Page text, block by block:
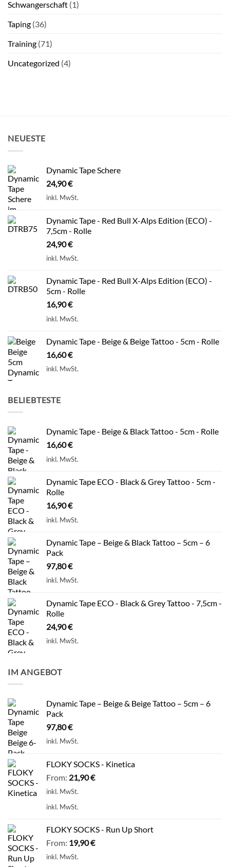
Schwangerschaft (1)
Taping (36)
Training (71)
Uncategorized (4)
NEUESTE
Dynamic Tape Schere
24,90€
inkl. MwSt.
Dynamic Tape - Red Bull X-Alps Edition (ECO) -
7,5cm - Rolle
24,90€
inkl. MwSt.
Dynamic Tape - Red Bull X-Alps Edition (ECO) -
5cm - Rolle
16,90€
inkl. MwSt.
Dynamic Tape - Beige & Beige Tattoo - 5cm - Rolle
16,60€
inkl. MwSt.
BELIEBTESTE
Dynamic Tape - Beige & Black Tattoo - 5cm - Rolle
16,60€
inkl. MwSt.
Dynamic Tape ECO - Black & Grey Tattoo - 5cm -
Rolle
16,90€
inkl. MwSt.
Dynamic Tape – Beige & Black Tattoo – 5cm – 6
Pack
97,80€
inkl. MwSt.
Dynamic Tape ECO - Black & Grey Tattoo - 7,5cm -
Rolle
24,90€
inkl. MwSt.
IM ANGEBOT
Dynamic Tape – Beige & Beige Tattoo – 5cm – 6
Pack
97,80€
inkl. MwSt.
FLOKY SOCKS - Kinetica
From: 21,90€
inkl. MwSt.
inkl. MwSt.
FLOKY SOCKS - Run Up Short
From: 19,90€
inkl. MwSt.